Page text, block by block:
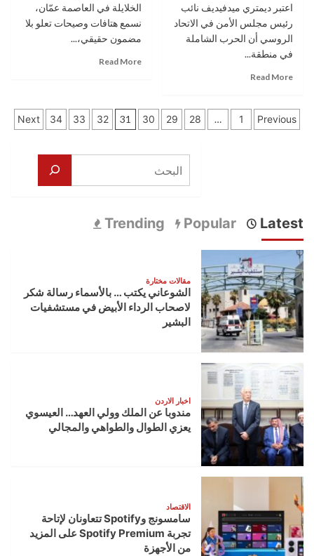
:
الأردن
والإمارات
اعتبر ديمتري ميدفيديف نائب
رئيس مجلس الأمن في الاتحاد
الروسي أن الحرب الشاملة
في منطقة...
Read More
امجد
شركس
“
الخلايلة في العاصمة عمّان،
نسمع هتافات وصيحات تعلو بلا
مضمون حقيقي،...
Read More
الهتيفة
..
الأردن
تعدد
Previous
1
…
28
29
30
31
32
33
34
Next
البحث
Latest
Popular
Trending
مقالات مختارة
الشوعاني يكتب … بالأسماء رسالة شكر
لاصحاب الرداء الأبيض في مستشفيات
البشير
اخبار الاردن
مندوبا عن الملك وولي العهد… العيسوي
يعزي الطوال والطواهي والمجالي
الاقتصاد
سامسونج وSpotify تتعاونان لإتاحة
تجربة Spotify Premium على المزيد
من الأجهزة